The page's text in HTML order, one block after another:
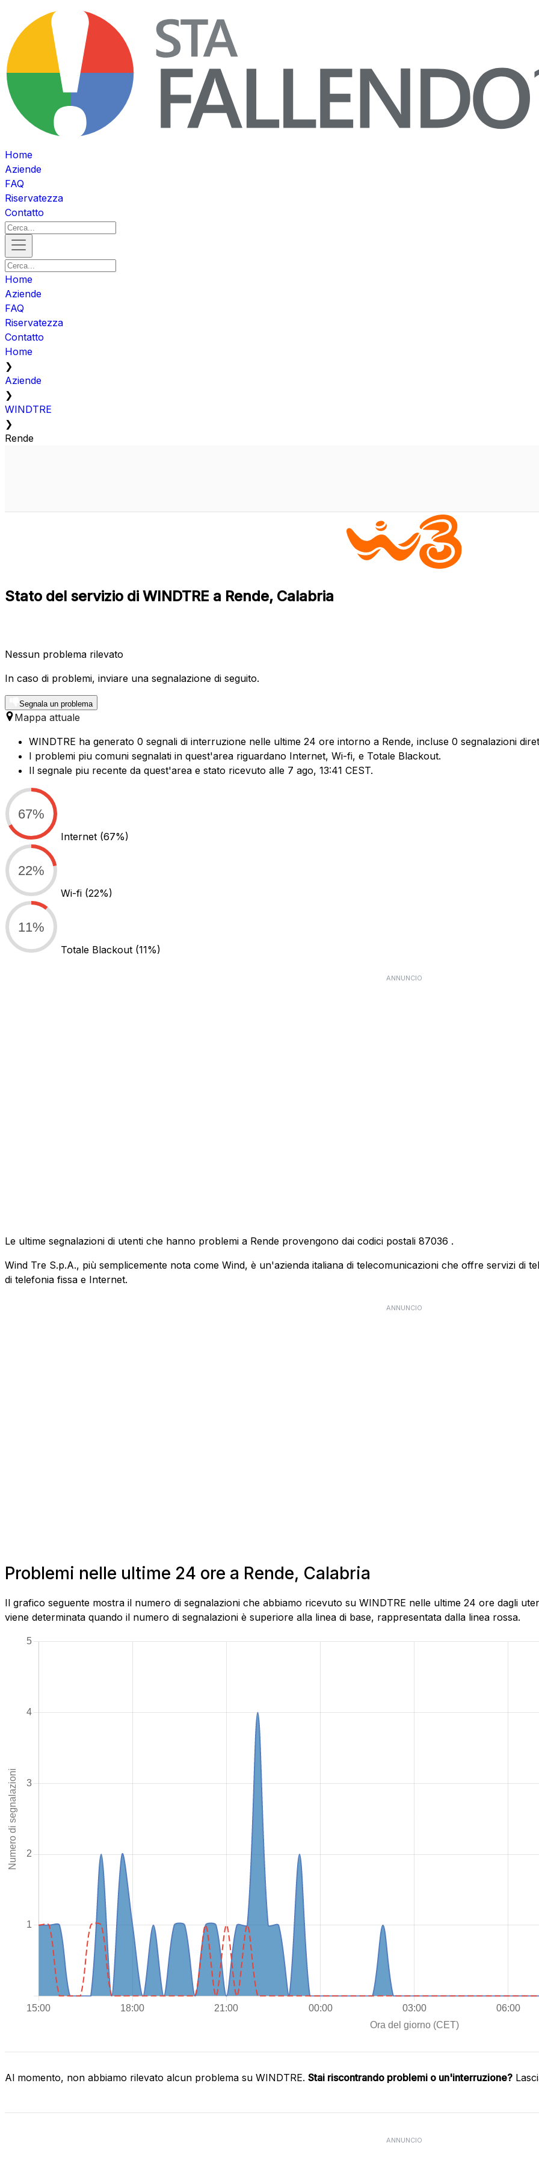
Home
Aziende
FAQ
Riservatezza
Contatto
Home
Aziende
FAQ
Riservatezza
Contatto
Home
❯
Aziende
❯
WINDTRE
❯
Rende
Stato del servizio di WINDTRE a Rende, Calabria
Nessun problema rilevato
In caso di problemi, inviare una segnalazione di seguito.
Segnala un problema
Mappa attuale
WINDTRE ha generato 0 segnali di interruzione nelle ultime 24 ore intorno a Rende, incluse 0 segnalazioni
I problemi piu comuni segnalati in quest'area riguardano Internet, Wi-fi, e Totale Blackout.
Il segnale piu recente da quest'area e stato ricevuto alle 7 ago, 13:41 CEST.
67%
Internet (67%)
22%
Wi-fi (22%)
11%
Totale Blackout (11%)
ANNUNCIO
Le ultime segnalazioni di utenti che hanno problemi a Rende provengono dai codici postali 87036 .
Wind Tre S.p.A., più semplicemente nota come Wind, è un'azienda italiana di telecomunicazioni che offre servizi di
di telefonia fissa e Internet.
ANNUNCIO
Problemi nelle ultime 24 ore a Rende, Calabria
Il grafico seguente mostra il numero di segnalazioni che abbiamo ricevuto su WINDTRE nelle ultime 24 ore dagli
viene determinata quando il numero di segnalazioni è superiore alla linea di base, rappresentata dalla linea rossa.
Al momento, non abbiamo rilevato alcun problema su WINDTRE. Stai riscontrando problemi o un'interruzione?
ANNUNCIO